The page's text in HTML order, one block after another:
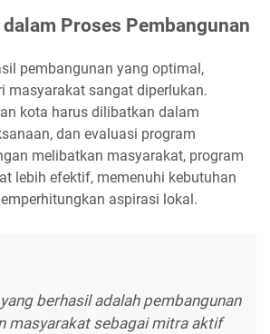
Proses Pembangunan
pembangunan yang optimal,
masyarakat sangat diperlukan.
kota harus dilibatkan dalam
dan evaluasi program
melibatkan masyarakat, program
lebih efektif, memenuhi kebutuhan
aspirasi lokal.
berhasil adalah pembangunan
masyarakat sebagai mitra aktif